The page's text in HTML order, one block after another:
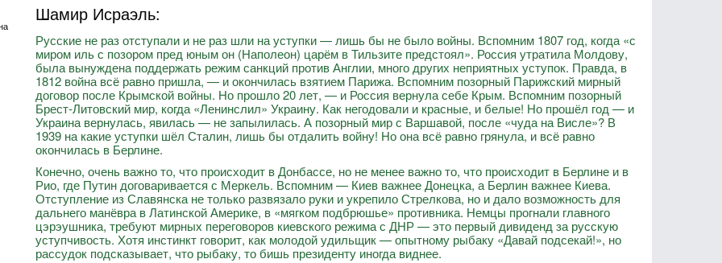
Шамир Исраэль:
Русские не раз отступали и не раз шли на уступки — лишь бы не было войны. Вспомним 1807 год, когда «с
миром иль с позором пред юным он (Наполеон) царём в Тильзите предстоял». Россия утратила Молдову,
была вынуждена поддержать режим санкций против Англии, много других неприятных уступок. Правда, в
1812 война всё равно пришла, — и окончилась взятием Парижа. Вспомним позорный Парижский мирный
договор после Крымской войны. Но прошло 20 лет, — и Россия вернула себе Крым. Вспомним позорный
Брест-Литовский мир, когда «Ленинслил» Украину. Как негодовали и красные, и белые! Но прошёл год — и
Украина вернулась, явилась — не запылилась. А позорный мир с Варшавой, после «чуда на Висле»? В
1939 на какие уступки шёл Сталин, лишь бы отдалить войну! Но она всё равно грянула, и всё равно
окончилась в Берлине.
Конечно, очень важно то, что происходит в Донбассе, но не менее важно то, что происходит в Берлине и в
Рио, где Путин договаривается с Меркель. Вспомним — Киев важнее Донецка, а Берлин важнее Киева.
Отступление из Славянска не только развязало руки и укрепило Стрелкова, но и дало возможность для
дальнего манёвра в Латинской Америке, в «мягком подбрюшье» противника. Немцы прогнали главного
цэрэушника, требуют мирных переговоров киевского режима с ДНР — это первый дивиденд за русскую
уступчивость. Хотя инстинкт говорит, как молодой удильщик — опытному рыбаку «Давай подсекай!», но
рассудок подсказывает, что рыбаку, то бишь президенту иногда виднее.